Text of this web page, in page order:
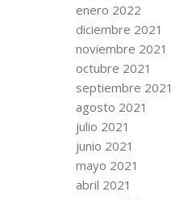
enero 2022
diciembre 2021
noviembre 2021
octubre 2021
septiembre 2021
agosto 2021
julio 2021
junio 2021
mayo 2021
abril 2021